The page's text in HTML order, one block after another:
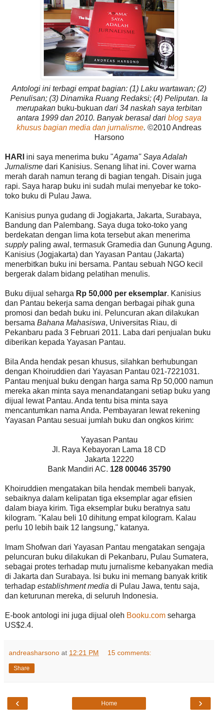
Antologi ini terbagi empat bagian: (1) Laku wartawan; (2)
Penulisan; (3) Dinamika Ruang Redaksi; (4) Peliputan. Ia
merupakan buku-bukuan dari 34 naskah saya terbitan
antara 1999 dan 2010. Banyak berasal dari blog saya
khusus bagian media dan jurnalisme. ©2010 Andreas
Harsono
HARI ini saya menerima buku "Agama" Saya Adalah
Jurnalisme dari Kanisius. Senang lihat ini. Cover warna
merah darah namun terang di bagian tengah. Disain juga
rapi. Saya harap buku ini sudah mulai menyebar ke toko-
toko buku di Pulau Jawa.
Kanisius punya gudang di Jogjakarta, Jakarta, Surabaya,
Bandung dan Palembang. Saya duga toko-toko yang
berdekatan dengan lima kota tersebut akan menerima
supplypaling awal, termasuk Gramedia dan Gunung Agung.
Kanisius (Jogjakarta) dan Yayasan Pantau (Jakarta)
menerbitkan buku ini bersama. Pantau sebuah NGO kecil
bergerak dalam bidang pelatihan menulis.
Buku dijual seharga Rp 50,000 per eksemplar. Kanisius
dan Pantau bekerja sama dengan berbagai pihak guna
promosi dan bedah buku ini. Peluncuran akan dilakukan
bersama Bahana Mahasiswa, Universitas Riau, di
Pekanbaru pada 3 Februari 2011. Laba dari penjualan buku
diberikan kepada Yayasan Pantau.
Bila Anda hendak pesan khusus, silahkan berhubungan
dengan Khoiruddien dari Yayasan Pantau 021-7221031.
Pantau menjual buku dengan harga sama Rp 50,000 namun
mereka akan minta saya menandatangani setiap buku yang
dijual lewat Pantau. Anda tentu bisa minta saya
mencantumkan nama Anda. Pembayaran lewat rekening
Yayasan Pantau sesuai jumlah buku dan ongkos kirim:
Yayasan Pantau
Jl. Raya Kebayoran Lama 18 CD
Jakarta 12220
Bank Mandiri AC. 128 00046 35790
Khoiruddien mengatakan bila hendak membeli banyak,
sebaiknya dalam kelipatan tiga eksemplar agar efisien
dalam biaya kirim. Tiga eksemplar buku beratnya satu
kilogram. "Kalau beli 10 dihitung empat kilogram. Kalau
perlu 10 lebih baik 12 langsung," katanya.
Imam Shofwan dari Yayasan Pantau mengatakan sengaja
peluncuran buku dilakukan di Pekanbaru, Pulau Sumatera,
sebagai protes terhadap mutu jurnalisme kebanyakan media
di Jakarta dan Surabaya. Isi buku ini memang banyak kritik
terhadap establishment media di Pulau Jawa, tentu saja,
dan keturunan mereka, di seluruh Indonesia.
E-book antologi ini juga dijual oleh Booku.com seharga
US$2.4.
andreasharsono at 12:21 PM 15 comments:
Share
‹ ›
Home